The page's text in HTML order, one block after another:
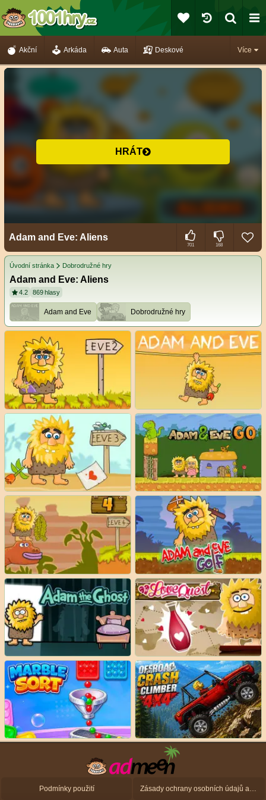
Více
Akční Arkáda Auta Deskové
HRÁT
Adam and Eve: Aliens
701 168
Úvodní stránka Dobrodružné hry
Adam and Eve: Aliens
4.2 869 hlasy
Adam and Eve Dobrodružné hry
Podmínky použití Zásady ochrany osobních údajů a zásady použití souborů cookie